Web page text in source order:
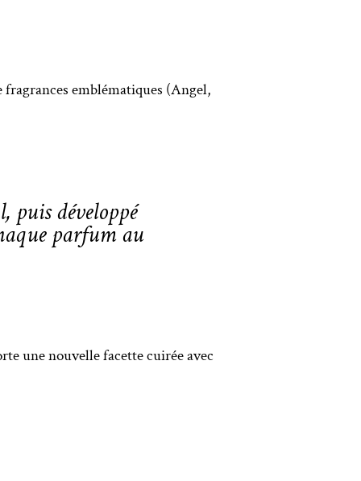
emblématiques (Angel,
développé
parfum au
une nouvelle facette cuirée avec